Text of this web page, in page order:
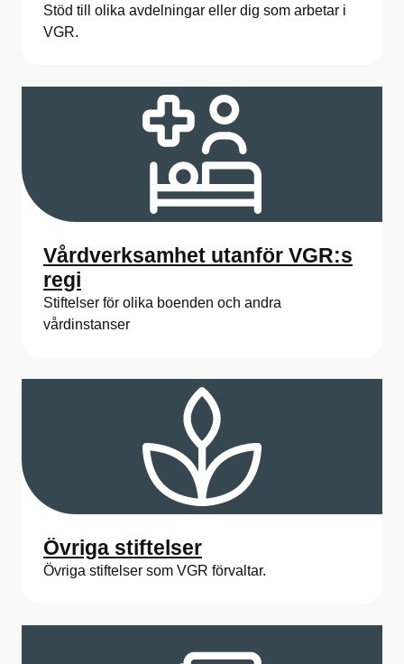
Stöd till olika avdelningar eller dig som arbetar i
VGR.
Vårdverksamhet utanför VGR:s
regi
Stiftelser för olika boenden och andra
vårdinstanser
Övriga stiftelser
Övriga stiftelser som VGR förvaltar.